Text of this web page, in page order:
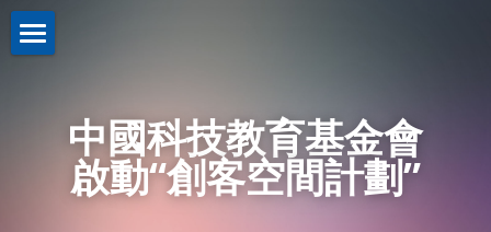
機構簡介
註冊證書
業務介紹Business
策略投資
新聞資訊News
中國科技教育基金會
啟動“創客空間計劃”